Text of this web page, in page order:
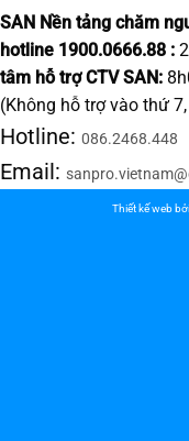
SAN Nền tảng chăm
hotline 1900.0666.88 :
tâm hỗ trợ CTV SAN:
(Không hỗ trợ vào thứ
Hotline: 086.2468.448
Email:
Thiết kế web